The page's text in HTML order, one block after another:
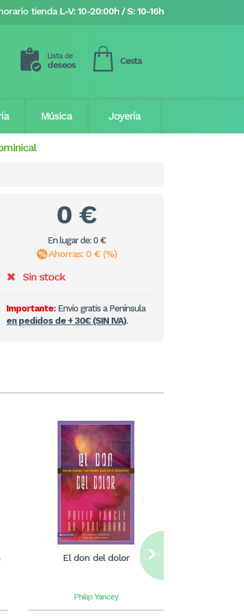
tienda L-V: 10-20:00h / S: 10-16h
Lista de
deseos Cesta
Música Joyería
0 €
En lugar de: 0 €
Ahorras: 0 € (%)
Sin stock
Importante:Envío gratis a Península
en pedidos de + 30€ (SIN IVA).
El don del dolor
Philip Yancey